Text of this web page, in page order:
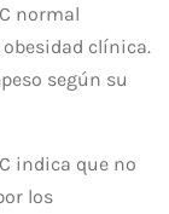
normal
clínica.
según su
indica que no
los